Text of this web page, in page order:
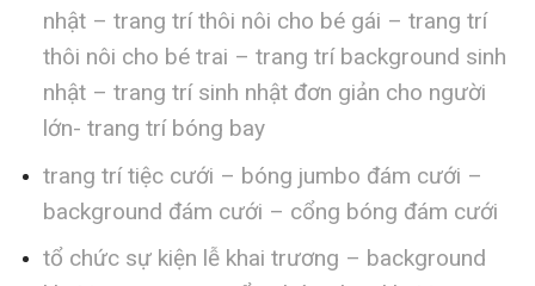
nhật – trang trí thôi nôi cho bé gái – trang trí
thôi nôi cho bé trai – trang trí background sinh
nhật – trang trí sinh nhật đơn giản cho người
lớn- trang trí bóng bay
trang trí tiệc cưới – bóng jumbo đám cưới –
background đám cưới – cổng bóng đám cưới
tổ chức sự kiện lễ khai trương – background